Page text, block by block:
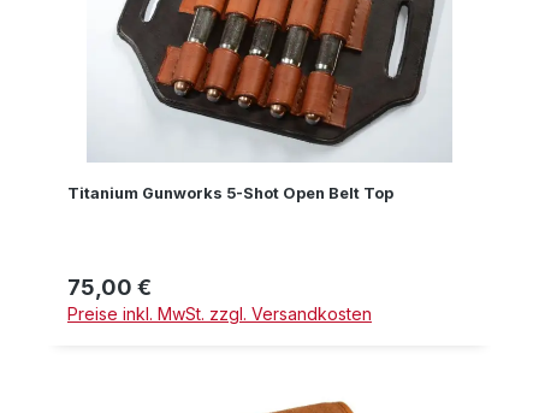
Titanium Gunworks 5-Shot Open Belt Top
Regulärer Preis:
75,00 €
Preise inkl. MwSt. zzgl. Versandkosten